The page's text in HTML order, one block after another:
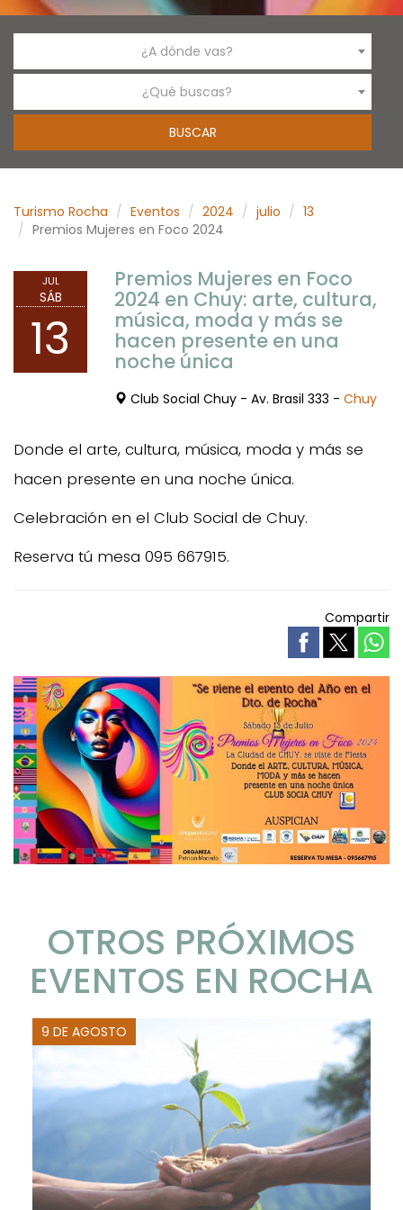
¿A dónde vas?
¿Qué buscas?
Turismo Rocha Eventos 2024 julio
13
Premios Mujeres en Foco 2024
JUL
SÁB
13
Premios Mujeres en Foco
2024 en Chuy: arte, cultura,
música, moda y más se
hacen presente en una
noche única
Club Social Chuy - Av. Brasil 333 - Chuy
Donde el arte, cultura, música, moda y más se
hacen presente en una noche única.
Celebración en el Club Social de Chuy.
Reserva tú mesa 095 667915.
Compartir
OTROS PRÓXIMOS
EVENTOS EN ROCHA
9 DE AGOSTO